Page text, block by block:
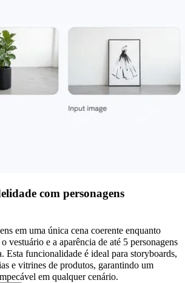
com personagens
em uma única cena coerente enquanto
vestuário e a aparência de até 5 personagens
Esta funcionalidade é ideal para storyboards,
e vitrines de produtos, garantindo um
em qualquer cenário.